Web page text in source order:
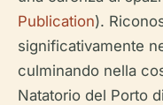
Publication).
significativamente
culminando nella
Natatorio del Porto